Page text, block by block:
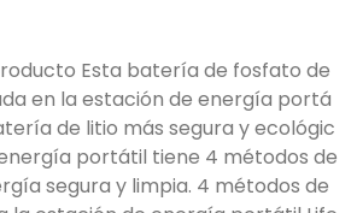
Esta batería de fosfato de
en la estación de energía portá
de litio más segura y ecológic
portátil tiene 4 métodos de
segura y limpia. 4 métodos de